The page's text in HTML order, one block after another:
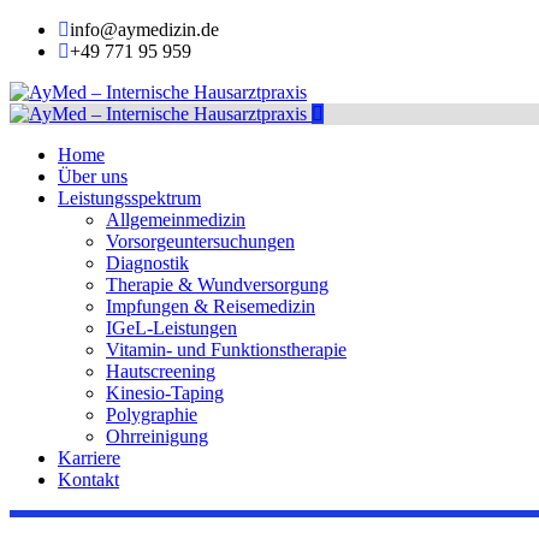
info@aymedizin.de
+49 771 95 959
Home
Über uns
Leistungsspektrum
Allgemeinmedizin
Vorsorgeuntersuchungen
Diagnostik
Therapie & Wundversorgung
Impfungen & Reisemedizin
IGeL-Leistungen
Vitamin- und Funktionstherapie
Hautscreening
Kinesio-Taping
Polygraphie
Ohrreinigung
Karriere
Kontakt